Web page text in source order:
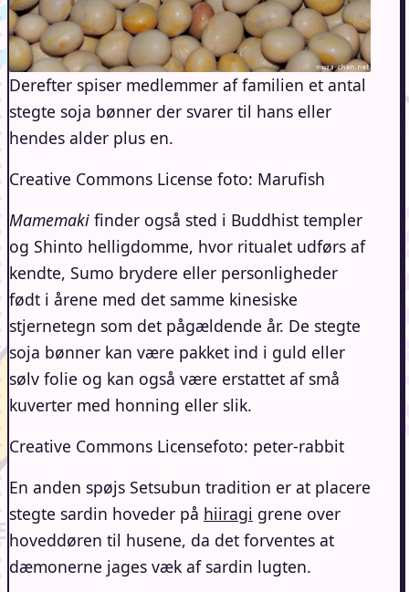
Derefter spiser medlemmer af familien et antal
stegte soja bønner der svarer til hans eller
hendes alder plus en.
Creative Commons License foto: Marufish
Mamemaki finder også sted i Buddhist templer
og Shinto helligdomme, hvor ritualet udførs af
kendte, Sumo brydere eller personligheder
født i årene med det samme kinesiske
stjernetegn som det pågældende år. De stegte
soja bønner kan være pakket ind i guld eller
sølv folie og kan også være erstattet af små
kuverter med honning eller slik.
Creative Commons Licensefoto: peter-rabbit
En anden spøjs Setsubun tradition er at placere
stegte sardin hoveder på hiiragi grene over
hoveddøren til husene, da det forventes at
dæmonerne jages væk af sardin lugten.